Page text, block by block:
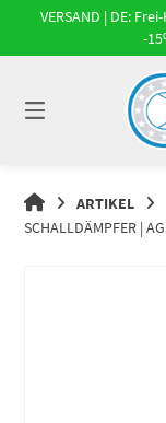
Springe
Inhalt
VERSAND | DE:
-
DRUCKLUFT-
ONLINE
ARTIKEL
SCHALLDÄMPFER |